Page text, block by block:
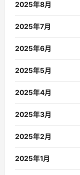
2025年8月
2025年7月
2025年6月
2025年5月
2025年4月
2025年3月
2025年2月
2025年1月